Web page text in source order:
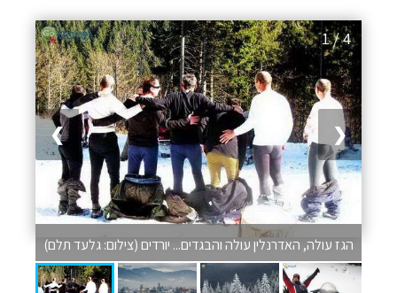
1 / 4
❯ ❮
הגז עולה, האדרנלין עולה והבגדים... יורדים (צילום: גלעד תלם)